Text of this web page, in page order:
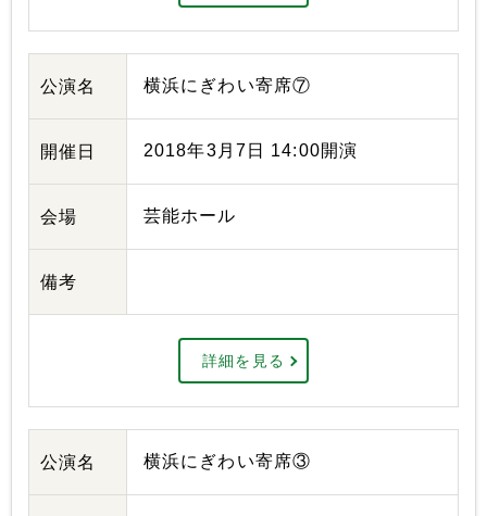
公演名 横浜にぎわい寄席⑦
開催日 2018年3月7日 14:00開演
会場 芸能ホール
備考
詳細を見る
公演名 横浜にぎわい寄席③